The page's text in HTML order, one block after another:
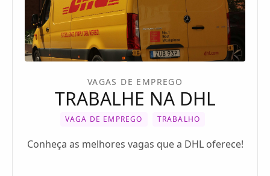
VAGAS DE EMPREGO
TRABALHE NA DHL
VAGA DE EMPREGO TRABALHO
Conheça as melhores vagas que a DHL oferece!